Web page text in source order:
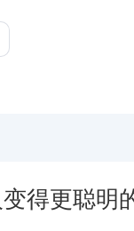
得更聪明